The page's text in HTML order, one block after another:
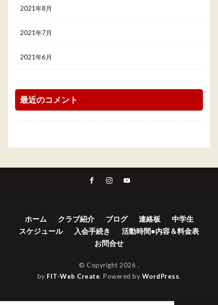
2021年8月
2021年7月
2021年6月
最近のコメント
ホーム クラブ紹介 ブログ 連絡板
中学生
スケジュール
入会手続き
活動時間•内容＆料金表
お問合せ
© Copyright 2026 .
by FIT-Web Create. Powered by WordPress.